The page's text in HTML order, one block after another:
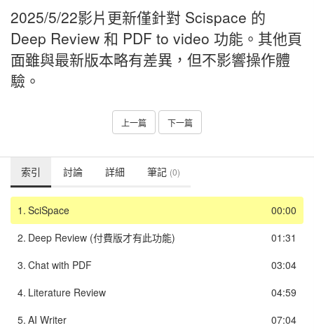
2025/5/22影片更新僅針對 Scispace 的
Deep Review 和 PDF to video 功能。其他頁
面雖與最新版本略有差異，但不影響操作體
驗。
上一篇 下一篇
索引 討論 詳細 筆記 (0)
00:00
1. SciSpace
01:31
2. Deep Review (付費版才有此功能)
03:04
3. Chat with PDF
04:59
4. Literature Review
07:04
5. AI Writer